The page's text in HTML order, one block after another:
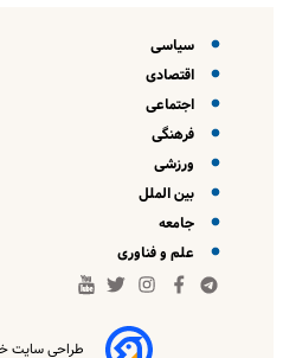
سیاسی
اقتصادی
اجتماعی
فرهنگی
ورزشی
بین الملل
جامعه
علم و فناوری
طراحی سایت